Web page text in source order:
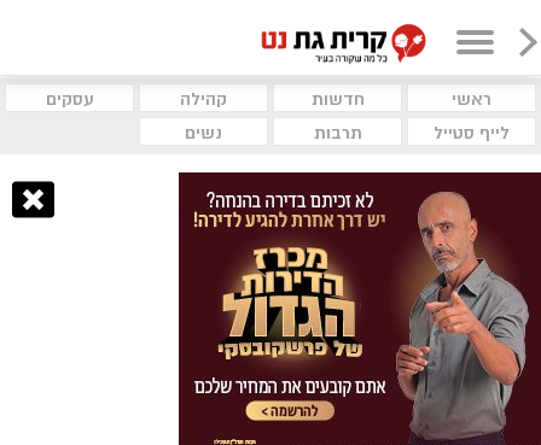
ראשי חדשות קהילה
עסקים
לייף סטייל
תרבות נשים